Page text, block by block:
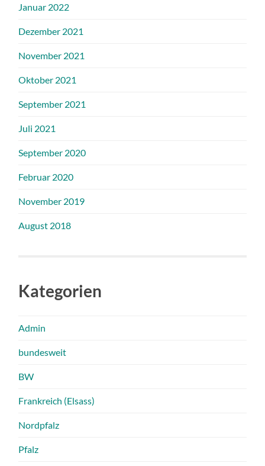
Januar 2022
Dezember 2021
November 2021
Oktober 2021
September 2021
Juli 2021
September 2020
Februar 2020
November 2019
August 2018
Kategorien
Admin
bundesweit
BW
Frankreich (Elsass)
Nordpfalz
Pfalz